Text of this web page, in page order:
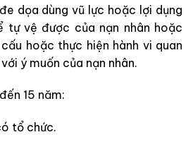
dọa dùng vũ lực hoặc lợi dụng
tự vệ được của nạn nhân hoặc
hoặc thực hiện hành vi quan
ý muốn của nạn nhân.
15 năm:
tổ chức.